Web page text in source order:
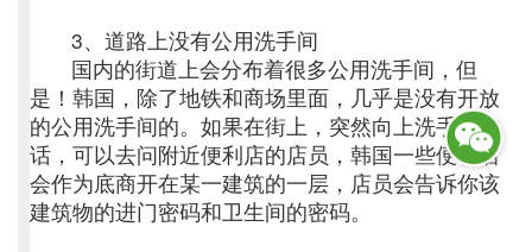
3、道路上没有公用洗手间
国内的街道上会分布着很多公用洗手间，但
是！韩国，除了地铁和商场里面，几乎是没有开放
的公用洗手间的。如果在街上，突然向上洗手间的
话，可以去问附近便利店的店员，韩国一些便利店
会作为底商开在某一建筑的一层，店员会告诉你该
建筑物的进门密码和卫生间的密码。